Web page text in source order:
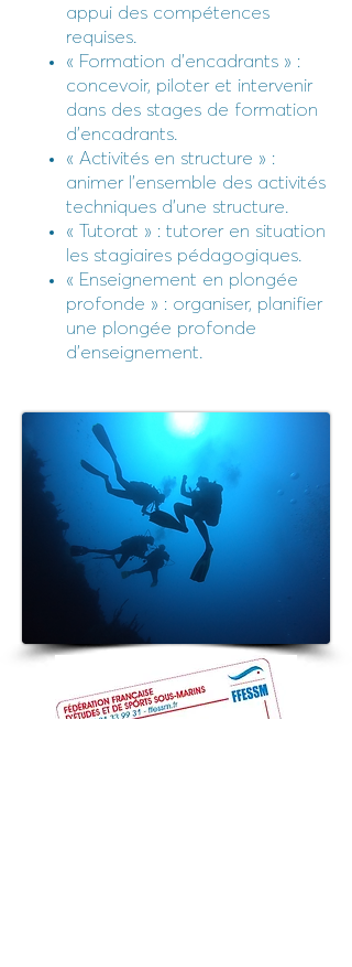
appui des compétences
requises.
« Formation d’encadrants » :
concevoir, piloter et intervenir
dans des stages de formation
d’encadrants.
« Activités en structure » :
animer l’ensemble des activités
techniques d’une structure.
« Tutorat » : tutorer en situation
les stagiaires pédagogiques.
« Enseignement en plongée
profonde » : organiser, planifier
une plongée profonde
d’enseignement.